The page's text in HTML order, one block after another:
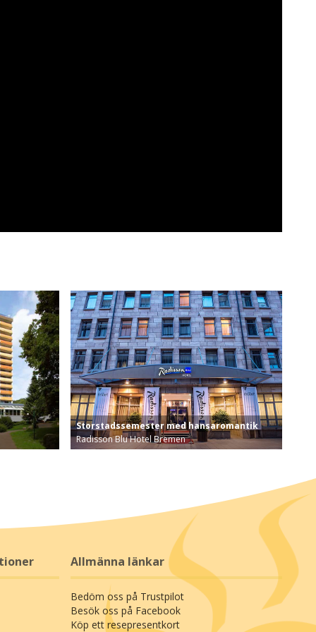
Storstadssemester med hansaromantik
Radisson Blu Hotel Bremen
Allmänna länkar
Bedöm oss på Trustpilot
Besök oss på Facebook
Köp ett resepresentkort